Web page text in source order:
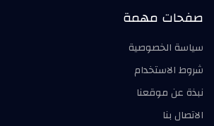
صفحات مهمة
سياسة الخصوصية
شروط الاستخدام
نبذة عن موقعنا
الاتصال بنا